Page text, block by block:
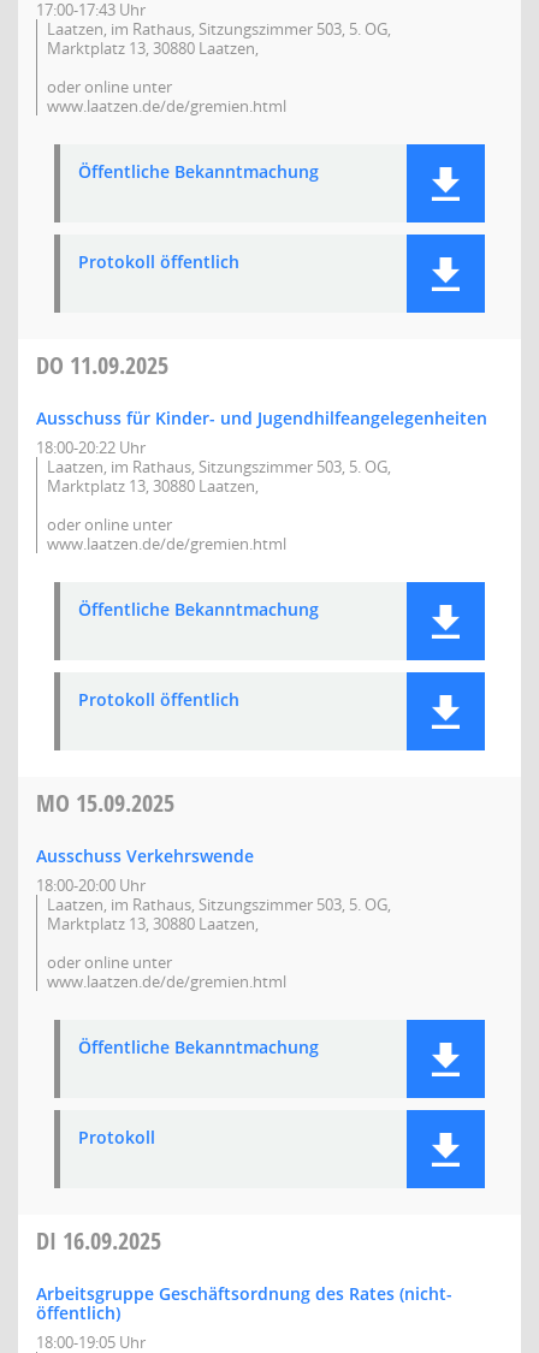
17:00-17:43 Uhr
Laatzen, im Rathaus, Sitzungszimmer 503, 5. OG,
Marktplatz 13, 30880 Laatzen,
oder online unter
www.laatzen.de/de/gremien.html
Öffentliche Bekanntmachung
Protokoll öffentlich
DO 11.09.2025
Ausschuss für Kinder- und Jugendhilfeangelegenheiten
18:00-20:22 Uhr
Laatzen, im Rathaus, Sitzungszimmer 503, 5. OG,
Marktplatz 13, 30880 Laatzen,
oder online unter
www.laatzen.de/de/gremien.html
Öffentliche Bekanntmachung
Protokoll öffentlich
MO 15.09.2025
Ausschuss Verkehrswende
18:00-20:00 Uhr
Laatzen, im Rathaus, Sitzungszimmer 503, 5. OG,
Marktplatz 13, 30880 Laatzen,
oder online unter
www.laatzen.de/de/gremien.html
Öffentliche Bekanntmachung
Protokoll
DI 16.09.2025
Arbeitsgruppe Geschäftsordnung des Rates (nicht-
öffentlich)
18:00-19:05 Uhr